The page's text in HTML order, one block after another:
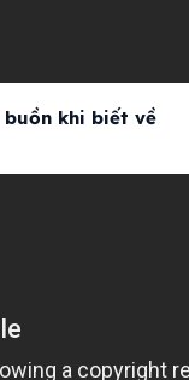
khi biết về